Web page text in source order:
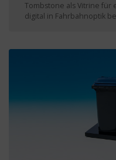
Tombstone als Vitrine für
digital in Fahrbahnoptik